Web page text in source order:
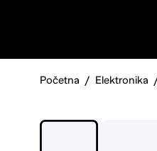
Početna Elektronika